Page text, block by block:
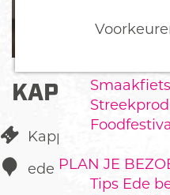
a
g
e
Wekerom
PLAN JE
Tips Ede
KAPSALON
Kapper
ede